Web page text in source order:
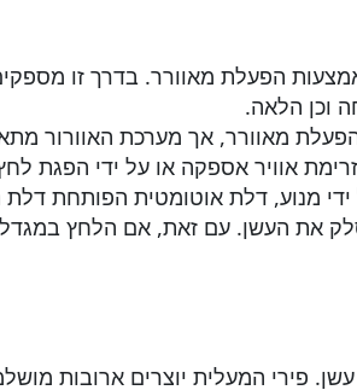
הפעלת מאוורר. בדרך זו
וכן הלאה.
הפעלת מאוורר, אך מערכת האוורור
אוויר אספקה או על ידי
מנוע, דלת אוטומטית הפותחת
את העשן. עם זאת, אם הלחץ
פירי המעלית יוצרים ארובות